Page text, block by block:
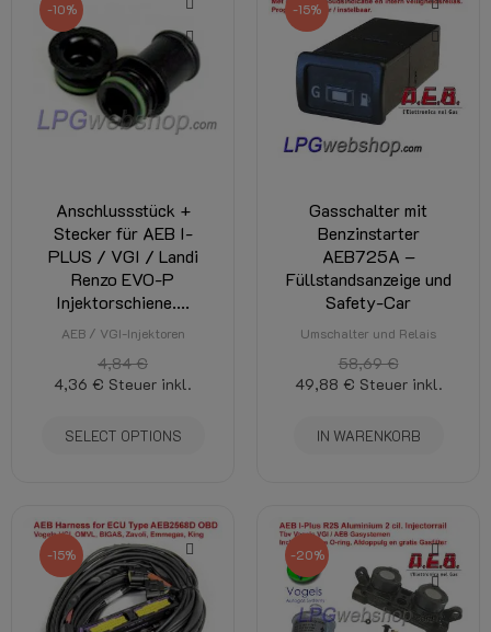
-10%
Anschlussstück +
Stecker für AEB I-
PLUS / VGI / Landi
Renzo EVO-P
Injektorschiene....
AEB / VGI-Injektoren
4,84 €
4,36 € Steuer inkl.
SELECT OPTIONS
-15%
Gasschalter mit
Benzinstarter
AEB725A –
Füllstandsanzeige und
Safety-Car
Umschalter und Relais
58,69 €
49,88 € Steuer inkl.
IN WARENKORB
-15% -20%